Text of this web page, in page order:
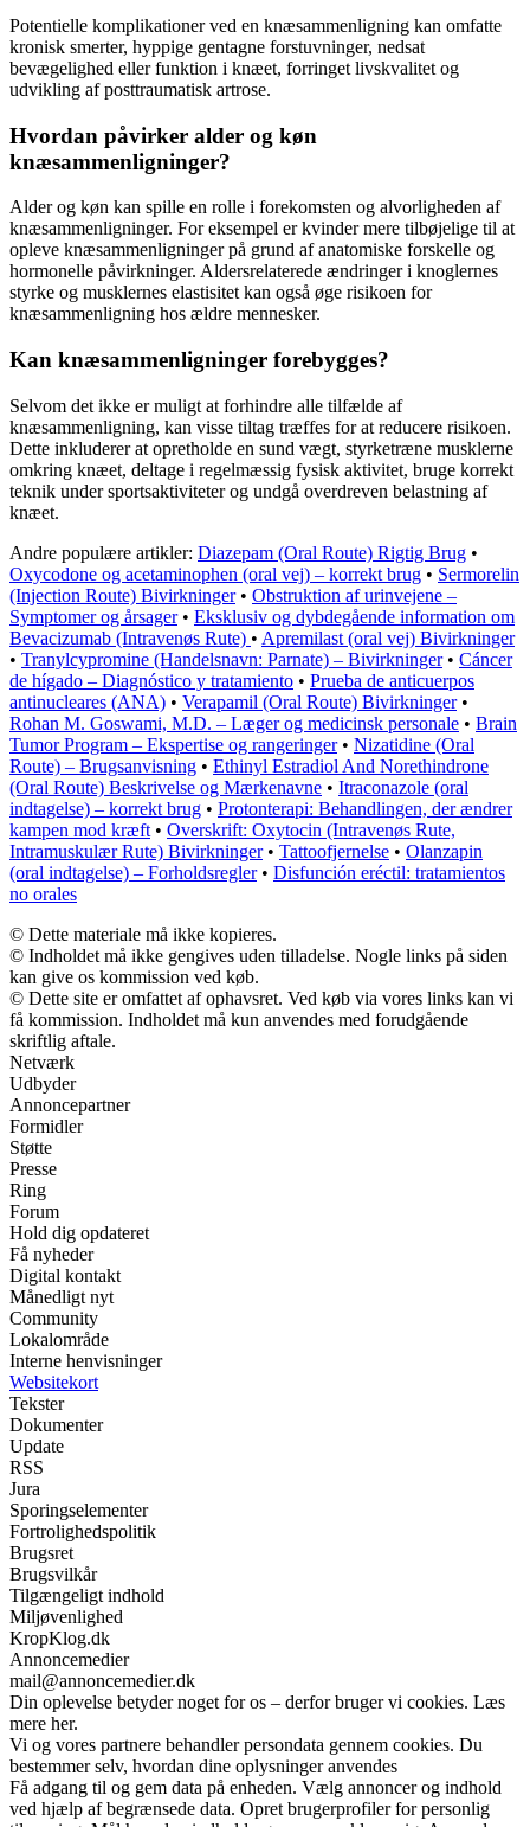
Potentielle komplikationer ved en knæsammenligning kan omfatte
kronisk smerter, hyppige gentagne forstuvninger, nedsat
bevægelighed eller funktion i knæet, forringet livskvalitet og
udvikling af posttraumatisk artrose.
Hvordan påvirker alder og køn
knæsammenligninger?
Alder og køn kan spille en rolle i forekomsten og alvorligheden af
knæsammenligninger. For eksempel er kvinder mere tilbøjelige til at
opleve knæsammenligninger på grund af anatomiske forskelle og
hormonelle påvirkninger. Aldersrelaterede ændringer i knoglernes
styrke og musklernes elastisitet kan også øge risikoen for
knæsammenligning hos ældre mennesker.
Kan knæsammenligninger forebygges?
Selvom det ikke er muligt at forhindre alle tilfælde af
knæsammenligning, kan visse tiltag træffes for at reducere risikoen.
Dette inkluderer at opretholde en sund vægt, styrketræne musklerne
omkring knæet, deltage i regelmæssig fysisk aktivitet, bruge korrekt
teknik under sportsaktiviteter og undgå overdreven belastning af
knæet.
Andre populære artikler: Diazepam (Oral Route) Rigtig Brug •
Oxycodone og acetaminophen (oral vej) – korrekt brug • Sermorelin
(Injection Route) Bivirkninger• Obstruktion af urinvejene –
Symptomer og årsager• Eksklusiv og dybdegående information om
Bevacizumab (Intravenøs Rute) • Apremilast (oral vej) Bivirkninger
• Tranylcypromine (Handelsnavn: Parnate) – Bivirkninger• Cáncer
de hígado – Diagnóstico y tratamiento • Prueba de anticuerpos
antinucleares (ANA) • Verapamil (Oral Route) Bivirkninger•
Rohan M. Goswami, M.D. – Læger og medicinsk personale • Brain
Tumor Program – Ekspertise og rangeringer• Nizatidine (Oral
Route) – Brugsanvisning • Ethinyl Estradiol And Norethindrone
(Oral Route) Beskrivelse og Mærkenavne • Itraconazole (oral
indtagelse) – korrekt brug • Protonterapi: Behandlingen, der ændrer
kampen mod kræft • Overskrift: Oxytocin (Intravenøs Rute,
Intramuskulær Rute) Bivirkninger• Tattoofjernelse • Olanzapin
(oral indtagelse) – Forholdsregler• Disfunción eréctil: tratamientos
no orales
© Dette materiale må ikke kopieres.
© Indholdet må ikke gengives uden tilladelse. Nogle links på siden
kan give os kommission ved køb.
© Dette site er omfattet af ophavsret. Ved køb via vores links kan vi
få kommission. Indholdet må kun anvendes med forudgående
skriftlig aftale.
Netværk
Udbyder
Annoncepartner
Formidler
Støtte
Presse
Ring
Forum
Hold dig opdateret
Få nyheder
Digital kontakt
Månedligt nyt
Community
Lokalområde
Interne henvisninger
Websitekort
Tekster
Dokumenter
Update
RSS
Jura
Sporingselementer
Fortrolighedspolitik
Brugsret
Brugsvilkår
Tilgængeligt indhold
Miljøvenlighed
KropKlog.dk
Annoncemedier
mail@annoncemedier.dk
Din oplevelse betyder noget for os – derfor bruger vi cookies. Læs
mere her.
Vi og vores partnere behandler persondata gennem cookies. Du
bestemmer selv, hvordan dine oplysninger anvendes
Få adgang til og gem data på enheden. Vælg annoncer og indhold
ved hjælp af begrænsede data. Opret brugerprofiler for personlig